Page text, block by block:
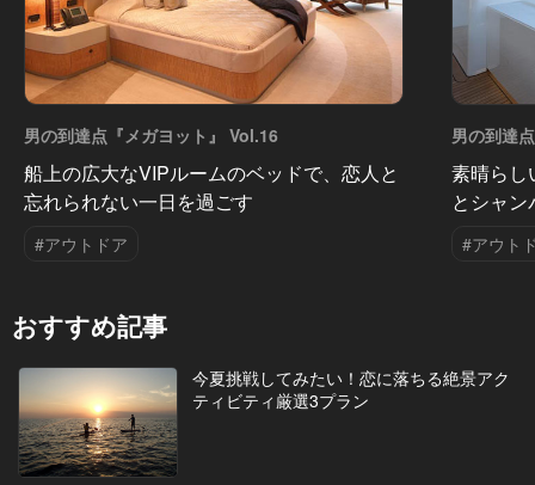
男の到達点『メガヨット』 Vol.16
船上の広大なVIPルームのベッドで、恋人と
忘れられない一日を過ごす
#アウトドア
男の到達
素晴らし
とシャ
#アウト
おすすめ記事
今夏挑戦してみたい！恋に落ちる絶景アク
ティビティ厳選3プラン